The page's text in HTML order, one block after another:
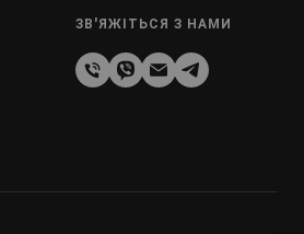
ЗВ'ЯЖІТЬСЯ З НАМИ